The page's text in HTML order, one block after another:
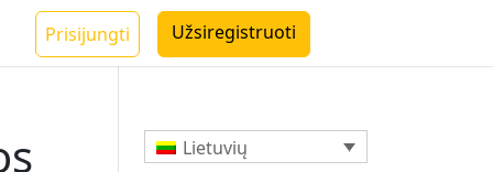
Prisijungti Užsiregistruoti
Lietuvių